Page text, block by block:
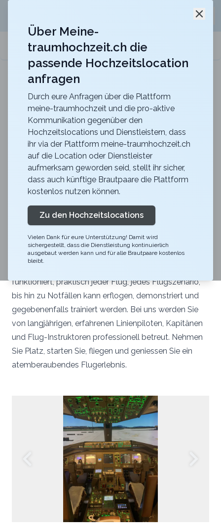
meine-traumhochzeit.ch
Maxililian
Für eine unvergessliche Feier mit einer herrlich
Zurück zur Suche
BOEING 777
FLUGSIMULATOR
4.9
Gaming
Unterhaltung
ZH
Unser grosser Boeing 777-200ER Flugsimulator ist
schlicht der Rolls-Royce unter den verschiedenen
Flugsimulatoren. Er ist ein absolut originalgetreues
funktioniert, praktisch jeder Flug, jedes Flugszenario,
bis hin zu Notfällen kann erflogen, demonstriert und
gegebenenfalls trainiert werden. Bei uns werden Sie
von langjährigen, erfahrenen Linienpiloten, Kapitänen
und Flug-Instruktoren professionell betreut. Nehmen
Sie Platz, starten Sie, fliegen und geniessen Sie ein
atemberaubendes Flugerlebnis.
Über Meine-
traumhochzeit.ch die
passende Hochzeitslocation
anfragen
Durch eure Anfragen über die Plattform
meine-traumhochzeit und die pro-aktive
Kommunikation gegenüber den
Hochzeitslocations und Dienstleistern, dass
ihr via der Plattform meine-traumhochzeit.ch
auf die Location oder Dienstleister
aufmerksam geworden seid, stellt ihr sicher,
dass auch künftige Brautpaare die Plattform
kostenlos nutzen können.
Zu den Hochzeitslocations
Vielen Dank für eure Unterstützung! Damit wird
sichergestellt, dass die Dienstleistung kontinuierlich
ausgebaut werden kann und für alle Brautpaare kostenlos
bleibt.